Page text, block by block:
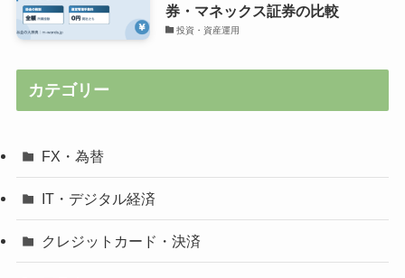
券・マネックス証券の比較
投資・資産運用
カテゴリー
FX・為替
IT・デジタル経済
クレジットカード・決済